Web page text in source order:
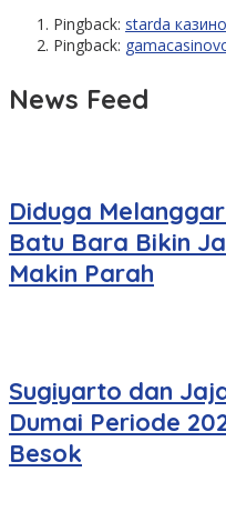
Pingback: starda казино
Pingback:
News Feed
Diduga
Batu Bara Bikin
Makin Parah
Sugiyarto dan
Dumai Periode
Besok